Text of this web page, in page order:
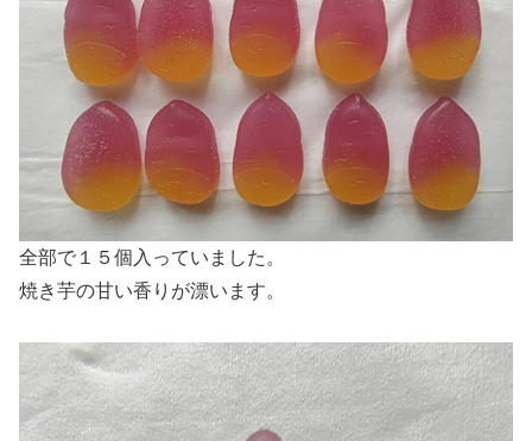
全部で１５個入っていました。
焼き芋の甘い香りが漂います。